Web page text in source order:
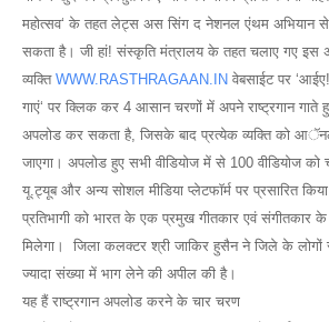
महोत्सव‘ के तहत लेट्स अस सिंग द नेशनल एंथम अभियान
सकता है। जी हां! संस्कृति मंत्रालय के तहत चलाए गए इस
व्यक्ति WWW.RASTHRAGAAN.IN वेबसाईट पर
गाएं‘ पर क्लिक कर 4 आसान चरणों में अपने राष्ट्रगान गाते
अपलोड कर सकता है, जिसके बाद प्रत्येक व्यक्ति को
जाएगा। अपलोड हुए सभी वीडियोज में से 100 वीडियोज को
यू.ट्यूब और अन्य सोशल मीडिया प्लेटफाॅर्म पर प्रसारित
प्रतिभागी को भारत के एक प्रमुख गीतकार एवं संगीतकार के
मिलेगा। जिला कलक्टर श्री जाकिर हुसैन ने जिले के लोगों
ज्यादा संख्या में भाग लेने की अपील की है।
यह हैं राष्ट्रगान अपलोड करने के चार चरण